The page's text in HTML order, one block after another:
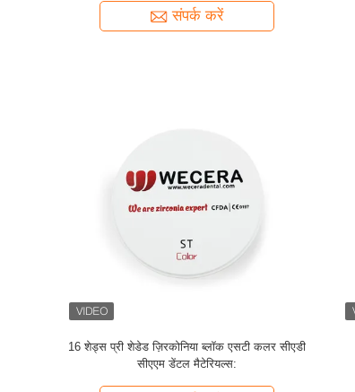
संपर्क करें
16 शेड्स प्री शेडेड ज़िरकोनिया ब्लॉक एसटी कलर सीएडी
सीएएम डेंटल मैटेरियल्स: